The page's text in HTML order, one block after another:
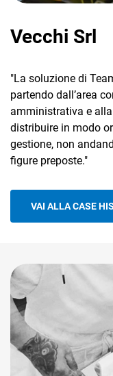
Vecchi Srl
"La soluzione di
partendo dall’area
amministrativa e
distribuire in modo
gestione, non
figure preposte."
VAI ALLA CASE